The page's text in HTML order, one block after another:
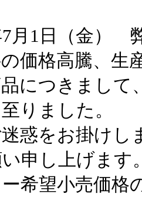
7月1日（金）
価格高騰、生
につきまして
りました。
惑をお掛けし
申し上げます
希望小売価格